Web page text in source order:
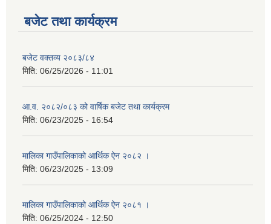
बजेट तथा कार्यक्रम
बजेट वक्तव्य २०८३/८४
मिति: 06/25/2026 - 11:01
आ.व. २०८२/०८३ को वार्षिक बजेट तथा कार्यक्रम
मिति: 06/23/2025 - 16:54
मालिका गाउँपालिकाको आर्थिक ऐन २०८२ ।
मिति: 06/23/2025 - 13:09
मालिका गाउँपालिकाको आर्थिक ऐन २०८१ ।
मिति: 06/25/2024 - 12:50